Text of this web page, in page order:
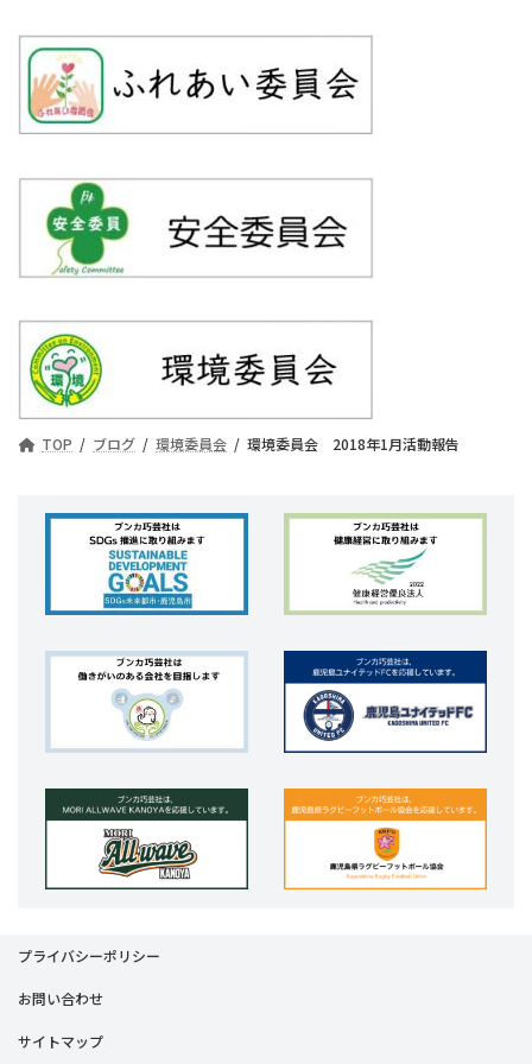
TOP ブログ 環境委員会 環境委員会 2018年1月活動報告
プライバシーポリシー
お問い合わせ
サイトマップ